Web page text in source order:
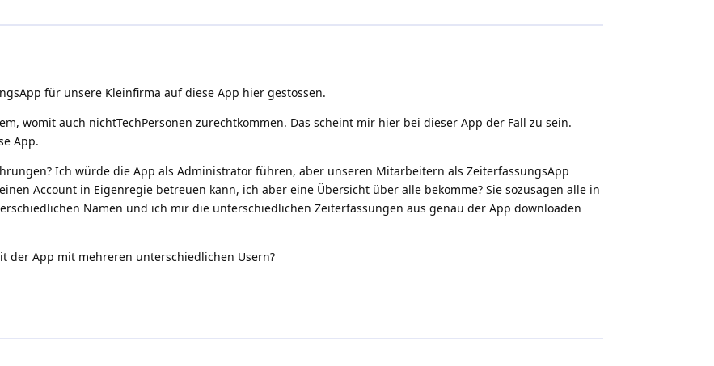
für unsere Kleinfirma auf diese App hier gestossen.
womit auch nichtTechPersonen zurechtkommen. Das scheint mir hier bei dieser App der Fall zu sein.
App.
Ich würde die App als Administrator führen, aber unseren Mitarbeitern als ZeiterfassungsApp
Account in Eigenregie betreuen kann, ich aber eine Übersicht über alle bekomme? Sie sozusagen alle in
Namen und ich mir die unterschiedlichen Zeiterfassungen aus genau der App downloaden
der App mit mehreren unterschiedlichen Usern?